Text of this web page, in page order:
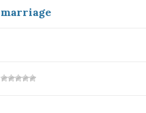
marriage